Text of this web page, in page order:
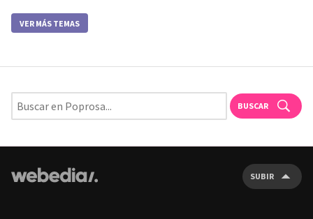
VER MÁS TEMAS
BUSCAR
SUBIR